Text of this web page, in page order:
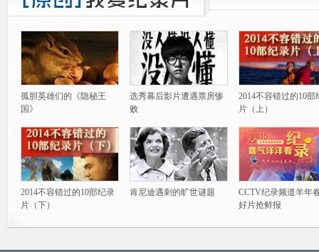
孤胆英雄们的《隐秘王
国》
选秀幕后影片遭遇票房惨
败
2014不容错过的10部
片（上）
2014不容错过的10部纪录
片（下）
肯尼迪遇刺的旷世谜题
CCTV纪录频道羊年
好片抢鲜报